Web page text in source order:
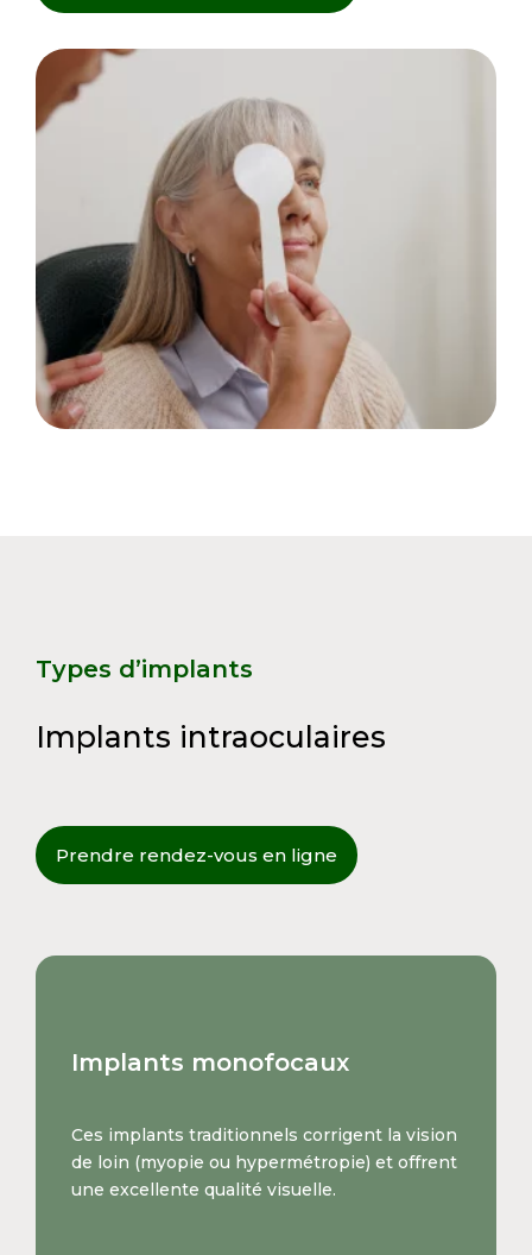
Types d’implants
Implants intraoculaires
Prendre rendez-vous en ligne
Implants monofocaux
Ces implants traditionnels corrigent la vision
de loin (myopie ou hypermétropie) et offrent
une excellente qualité visuelle.